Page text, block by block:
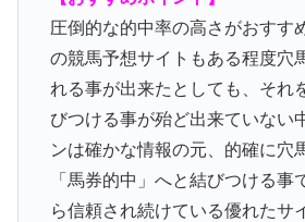
圧倒的な的中率の高さがおすす
の競馬予想サイトもある程度穴
れる事が出来たとしても、それ
びつける事が殆ど出来ていない
ンは確かな情報の元、的確に穴
「馬券的中」へと結びつける事
ら信頼され続けている優れたサ